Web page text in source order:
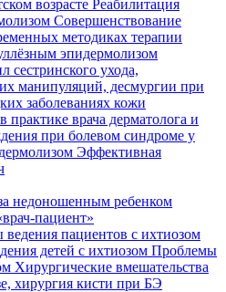
возрасте Реабилитация
Совершенствование
методиках терапии
эпидермолизом
ухода,
манипуляций, десмургии при
заболеваниях кожи
врача дерматолога и
при болевом синдроме у
Эффективная
недоношенным ребенком
пациент»
ведения пациентов с ихтиозом
детей с ихтиозом Проблемы
Хирургические вмешательства
хирургия кисти при БЭ